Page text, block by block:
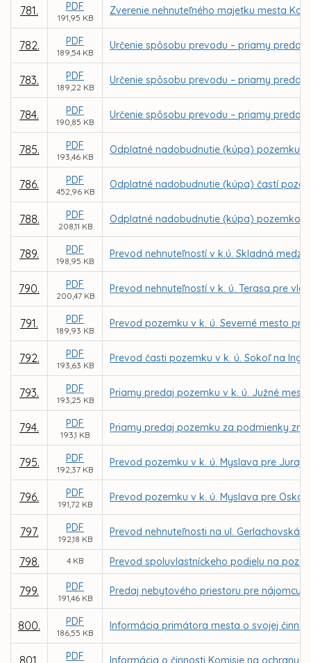
781. PDF
191,95 KB
Zverenie nehnuteľného majetku mesta
782. PDF
189,54 KB
Určenie spôsobu prevodu – priamy predaj
783. PDF
189,22 KB
Určenie spôsobu prevodu – priamy predaj
784. PDF
190,85 KB
Určenie spôsobu prevodu – priamy predaj
785. PDF
193,46 KB
Odplatné nadobudnutie (kúpa) pozemku v
786. PDF
452,96 KB
Odplatné nadobudnutie (kúpa) častí
788. PDF
208,11 KB
Odplatné nadobudnutie (kúpa) pozemkov
789. PDF
198,95 KB
Prevod nehnuteľností v k.ú. Skladná
790. PDF
200,47 KB
Prevod nehnuteľností v k. ú. Terasa pre
791. PDF
189,93 KB
Prevod pozemku v k. ú. Severné mesto pre
792. PDF
193,63 KB
Prevod časti pozemku v k. ú. Sokoľ na Ing.
793. PDF
193,25 KB
Priamy predaj pozemku v k. ú. Južné
794. PDF
193,1 KB
Priamy predaj pozemku za podmienky
795. PDF
192,37 KB
Prevod pozemku v k. ú. Myslava pre
796. PDF
191,72 KB
Prevod pozemku v k. ú. Myslava pre
797. PDF
192,18 KB
Prevod nehnuteľnosti na ul. Gerlachovská
798. 4 KB Prevod spoluvlastníckeho podielu na
799. PDF
191,46 KB
Predaj nebytového priestoru pre nájomcu
800. PDF
186,55 KB
Informácia primátora mesta o svojej
PDF